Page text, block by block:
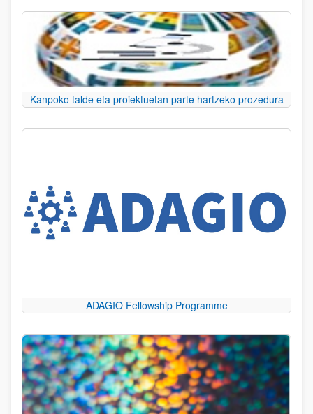
Kanpoko talde eta proiektuetan parte hartzeko prozedura
ADAGIO Fellowship Programme